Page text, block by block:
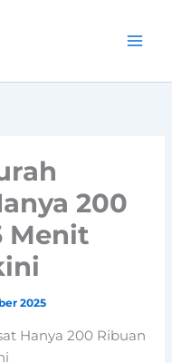
200
Menit
2025
Hanya 200 Ribuan